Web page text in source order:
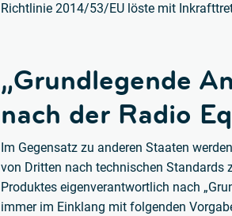
Richtlinie 2014/53/EU löste mit
„Grundlegende
nach der Radio
Im Gegensatz zu anderen Staaten
von Dritten nach technischen Standards
Produktes eigenverantwortlich nach
immer im Einklang mit folgenden